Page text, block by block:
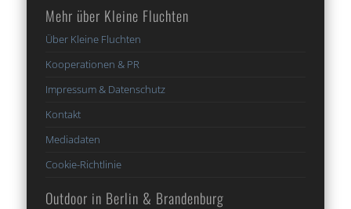
Mehr über Kleine Fluchten
Über Kleine Fluchten
Kooperationen & PR
Impressum & Datenschutz
Kontakt
Mediadaten
Cookie-Richtlinie
Outdoor in Berlin & Brandenburg